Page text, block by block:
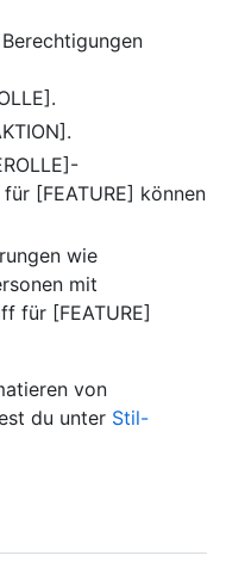
[FEATURE] können
wie
mit
für [FEATURE]
von
du unter Stil-